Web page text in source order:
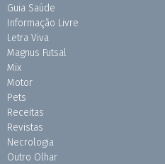
Guia Saúde
Informação Livre
Letra Viva
Magnus Futsal
Mix
Motor
Pets
Receitas
Revistas
Necrologia
Outro Olhar